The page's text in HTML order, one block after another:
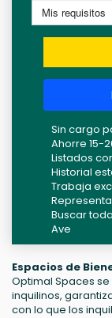
Sin cargo
Ahorre 15-
Listados
Historial
Trabaja
Buscar
Ave
Espacios de
Optimal Spaces
inquilinos,
con lo que los